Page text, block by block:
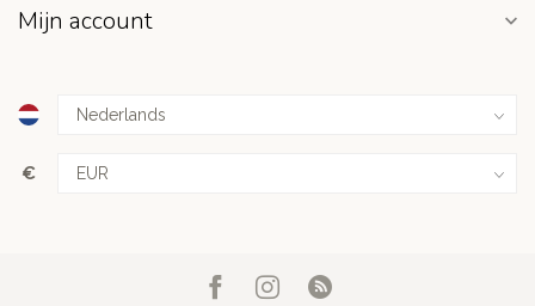
Mijn account
€